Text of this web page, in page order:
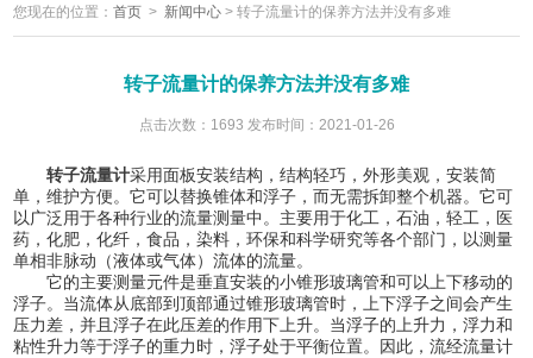
您现在的位置：首页 > 新闻中心 >转子流量计的保养方法并没有多难
转子流量计的保养方法并没有多难
点击次数：1693 发布时间：2021-01-26
转子流量计采用面板安装结构，结构轻巧，外形美观，安装简
单，维护方便。它可以替换锥体和浮子，而无需拆卸整个机器。它可
以广泛用于各种行业的流量测量中。主要用于化工，石油，轻工，医
药，化肥，化纤，食品，染料，环保和科学研究等各个部门，以测量
单相非脉动（液体或气体）流体的流量。
它的主要测量元件是垂直安装的小锥形玻璃管和可以上下移动的
浮子。当流体从底部到顶部通过锥形玻璃管时，上下浮子之间会产生
压力差，并且浮子在此压差的作用下上升。当浮子的上升力，浮力和
粘性升力等于浮子的重力时，浮子处于平衡位置。因此，流经流量计